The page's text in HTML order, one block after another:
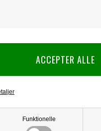
Funktionelle